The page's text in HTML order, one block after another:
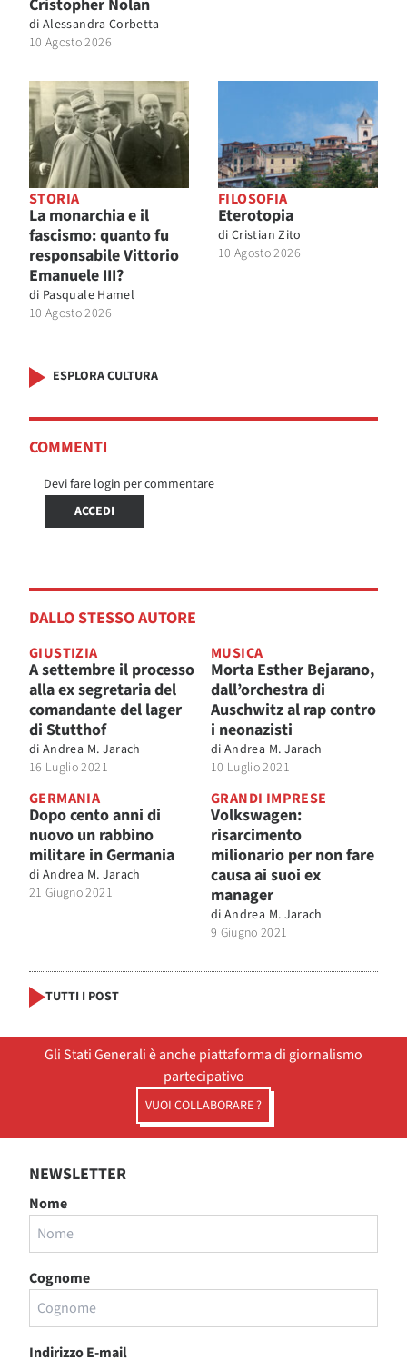
Cristopher Nolan
di Alessandra Corbetta
10 Agosto 2026
STORIA
La monarchia e il
fascismo: quanto fu
responsabile Vittorio
Emanuele III?
di Pasquale Hamel
10 Agosto 2026
FILOSOFIA
Eterotopia
di Cristian Zito
10 Agosto 2026
ESPLORA CULTURA
COMMENTI
Devi fare login per commentare
ACCEDI
DALLO STESSO AUTORE
GIUSTIZIA
A settembre il processo
alla ex segretaria del
comandante del lager
di Stutthof
di Andrea M. Jarach
16 Luglio 2021
MUSICA
Morta Esther Bejarano,
dall’orchestra di
Auschwitz al rap contro
i neonazisti
di Andrea M. Jarach
10 Luglio 2021
GERMANIA
Dopo cento anni di
nuovo un rabbino
militare in Germania
di Andrea M. Jarach
21 Giugno 2021
GRANDI IMPRESE
Volkswagen:
risarcimento
milionario per non fare
causa ai suoi ex
manager
di Andrea M. Jarach
9 Giugno 2021
TUTTI I POST
Gli Stati Generali è anche piattaforma di giornalismo
partecipativo
VUOI COLLABORARE ?
NEWSLETTER
Nome
Cognome
Indirizzo E-mail